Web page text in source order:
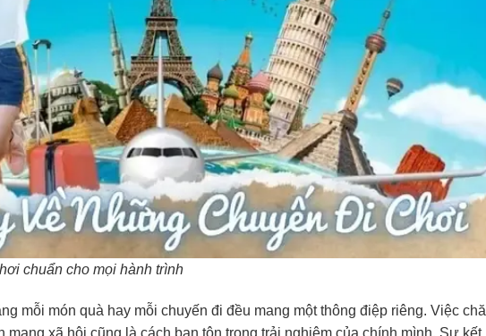
chuẩn cho mọi hành trình
mỗi món quà hay mỗi chuyến đi đều mang một thông điệp riêng. Việc